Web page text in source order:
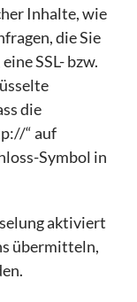
Inhalte, wie
die Sie
SSL- bzw.
die
“ auf
Symbol in
aktiviert
übermitteln,